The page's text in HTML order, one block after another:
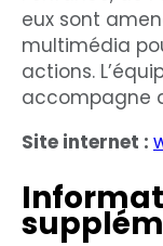
eux sont
multimédia
actions.
accompagne
Site internet :